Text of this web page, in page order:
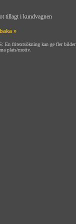
tillagt i kundvagnen
»
En fritextsökning kan ge fler bilder
plats/motiv.